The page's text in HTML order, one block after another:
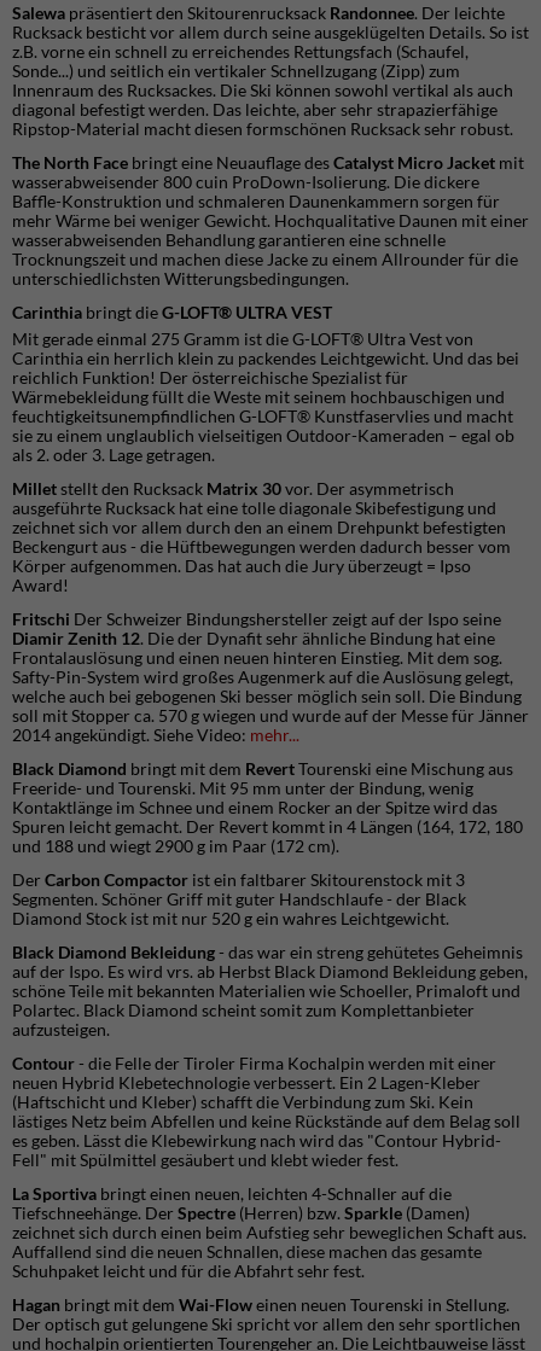
Salewa präsentiert den Skitourenrucksack Randonnee. Der leichte
Rucksack besticht vor allem durch seine ausgeklügelten Details. So ist
z.B. vorne ein schnell zu erreichendes Rettungsfach (Schaufel,
Sonde...) und seitlich ein vertikaler Schnellzugang (Zipp) zum
Innenraum des Rucksackes. Die Ski können sowohl vertikal als auch
diagonal befestigt werden. Das leichte, aber sehr strapazierfähige
Ripstop-Material macht diesen formschönen Rucksack sehr robust.
The North Face bringt eine Neuauflage desCatalyst Micro Jacket mit
wasserabweisender 800 cuin ProDown-Isolierung. Die dickere
Baffle-Konstruktion und schmaleren Daunenkammern sorgen für
mehr Wärme bei weniger Gewicht. Hochqualitative Daunen mit einer
wasserabweisenden Behandlung garantieren eine schnelle
Trocknungszeit und machen diese Jacke zu einem Allrounder für die
unterschiedlichsten Witterungsbedingungen.
Carinthia bringt dieG-LOFT® ULTRA VEST
Mit gerade einmal 275 Gramm ist die G-LOFT® Ultra Vest von
Carinthia ein herrlich klein zu packendes Leichtgewicht. Und das bei
reichlich Funktion! Der österreichische Spezialist für
Wärmebekleidung füllt die Weste mit seinem hochbauschigen und
feuchtigkeitsunempfindlichen G-LOFT® Kunstfaservlies und macht
sie zu einem unglaublich vielseitigen Outdoor-Kameraden – egal ob
als 2. oder 3. Lage getragen.
Milletstellt den Rucksack Matrix 30vor. Der asymmetrisch
ausgeführte Rucksack hat eine tolle diagonale Skibefestigung und
zeichnet sich vor allem durch den an einem Drehpunkt befestigten
Beckengurt aus - die Hüftbewegungen werden dadurch besser vom
Körper aufgenommen. Das hat auch die Jury überzeugt = Ipso
Award!
Fritschi Der Schweizer Bindungshersteller zeigt auf der Ispo seine
Diamir Zenith 12. Die der Dynafit sehr ähnliche Bindung hat eine
Frontalauslösung und einen neuen hinteren Einstieg. Mit dem sog.
Safty-Pin-System wird großes Augenmerk auf die Auslösung gelegt,
welche auch bei gebogenen Ski besser möglich sein soll. Die Bindung
soll mit Stopper ca. 570 g wiegen und wurde auf der Messe für Jänner
2014 angekündigt. Siehe Video: mehr...
Black Diamond bringt mit dem RevertTourenski eine Mischung aus
Freeride- und Tourenski. Mit 95 mm unter der Bindung, wenig
Kontaktlänge im Schnee und einem Rocker an der Spitze wird das
Spuren leicht gemacht. Der Revert kommt in 4 Längen (164, 172, 180
und 188 und wiegt 2900 g im Paar (172 cm).
Der Carbon Compactor ist ein faltbarer Skitourenstock mit 3
Segmenten. Schöner Griff mit guter Handschlaufe - der Black
Diamond Stock ist mit nur 520 g ein wahres Leichtgewicht.
Black Diamond Bekleidung- das war ein streng gehütetes Geheimnis
auf der Ispo. Es wird vrs. ab Herbst Black Diamond Bekleidung geben,
schöne Teile mit bekannten Materialien wie Schoeller, Primaloft und
Polartec. Black Diamond scheint somit zum Komplettanbieter
aufzusteigen.
Contour- die Felle der Tiroler Firma Kochalpin werden mit einer
neuen Hybrid Klebetechnologie verbessert. Ein 2 Lagen-Kleber
(Haftschicht und Kleber) schafft die Verbindung zum Ski. Kein
lästiges Netz beim Abfellen und keine Rückstände auf dem Belag soll
es geben. Lässt die Klebewirkung nach wird das "Contour Hybrid-
Fell" mit Spülmittel gesäubert und klebt wieder fest.
La Sportiva bringt einen neuen, leichten 4-Schnaller auf die
Tiefschneehänge. Der Spectre (Herren) bzw. Sparkle (Damen)
zeichnet sich durch einen beim Aufstieg sehr beweglichen Schaft aus.
Auffallend sind die neuen Schnallen, diese machen das gesamte
Schuhpaket leicht und für die Abfahrt sehr fest.
Hagan bringt mit dem Wai-Floweinen neuen Tourenski in Stellung.
Der optisch gut gelungene Ski spricht vor allem den sehr sportlichen
und hochalpin orientierten Tourengeher an. Die Leichtbauweise lässt